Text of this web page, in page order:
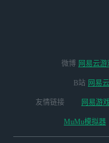
微博 网易云游
B站 网易
友情链接 网易游
MuMu模拟器